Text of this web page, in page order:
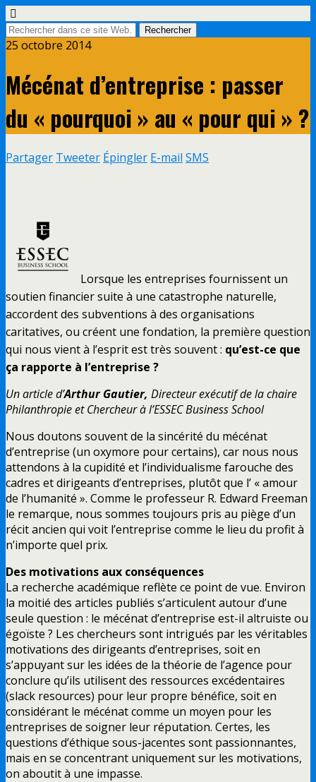
25 octobre 2014
Mécénat d’entreprise : passer
du « pourquoi » au « pour qui » ?
Partager Tweeter Épingler E-mail SMS
Lorsque les entreprises fournissent un
soutien financier suite à une catastrophe naturelle,
accordent des subventions à des organisations
caritatives, ou créent une fondation, la première question
qui nous vient à l’esprit est très souvent : qu’est-ce que
ça rapporte à l’entreprise ?
Un article d’Arthur Gautier, Directeur exécutif de la chaire
Philanthropie et Chercheur à l’ESSEC Business School
Nous doutons souvent de la sincérité du mécénat
d’entreprise (un oxymore pour certains), car nous nous
attendons à la cupidité et l’individualisme farouche des
cadres et dirigeants d’entreprises, plutôt que l’ « amour
de l’humanité ». Comme le professeur R. Edward Freeman
le remarque, nous sommes toujours pris au piège d’un
récit ancien qui voit l’entreprise comme le lieu du profit à
n’importe quel prix.
Des motivations aux conséquences
La recherche académique reflète ce point de vue. Environ
la moitié des articles publiés s’articulent autour d’une
seule question : le mécénat d’entreprise est-il altruiste ou
égoïste ? Les chercheurs sont intrigués par les véritables
motivations des dirigeants d’entreprises, soit en
s’appuyant sur les idées de la théorie de l’agence pour
conclure qu’ils utilisent des ressources excédentaires
(slack resources) pour leur propre bénéfice, soit en
considérant le mécénat comme un moyen pour les
entreprises de soigner leur réputation. Certes, les
questions d’éthique sous-jacentes sont passionnantes,
mais en se concentrant uniquement sur les motivations,
on aboutit à une impasse.